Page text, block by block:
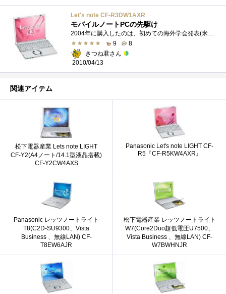
Let's note CF-R3DW1AXR
モバイルノートPCの先駆け
2004年に購入したのは、初めての海外学会発表(米国IEEE)用のためでした。記念碑的思い出の品であると同時に、いまだにばりばり現役で使ってますw...
9
8
きつね君さん
2010/04/13
関連アイテム
松下電器産業 Lets note LIGHT
CF-Y2(A4ノート/14.1型液晶搭載)
CF-Y2CW4AXS
Panasonic Let's note LIGHT CF-
R5『CF-R5KW4AXR』
Panasonic レッツノートライト
T8(C2D-SU9300、Vista
Business 、無線LAN) CF-
T8EW6AJR
松下電器産業 レッツノートライト
W7(Core2Duo超低電圧U7500、
Vista Business 、無線LAN) CF-
W7BWHNJR